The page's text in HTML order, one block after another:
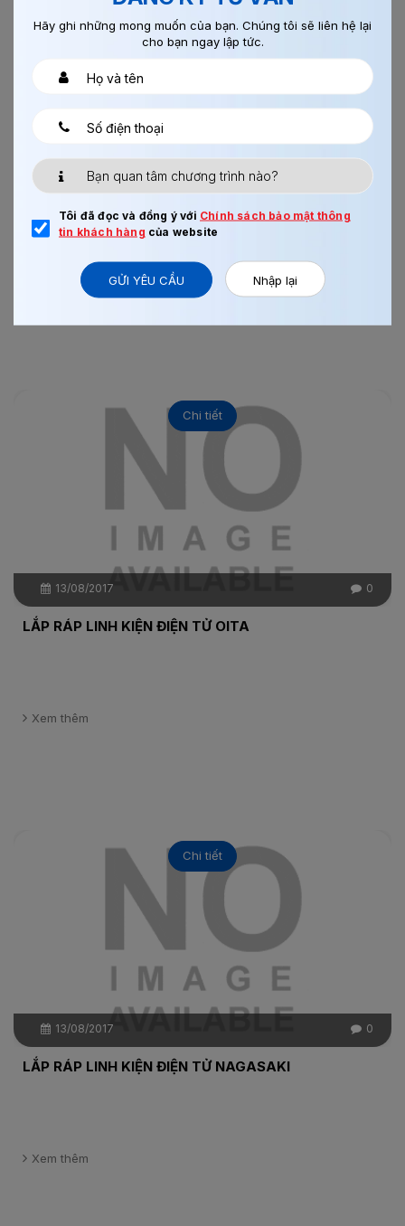
LẮP RÁP LINH KIỆN ĐIỆN TỬ NAGANO
Xem thêm
13/08/2017 0
Chi tiết
LẮP RÁP LINH KIỆN ĐIỆN TỬ OITA
Xem thêm
13/08/2017 0
Chi tiết
LẮP RÁP LINH KIỆN ĐIỆN TỬ NAGASAKI
Xem thêm
Hãy ghi những mong muốn của bạn. Chúng tôi sẽ liên hệ lại
cho bạn ngay lập tức.
Tôi đã đọc và đồng ý với Chính sách bảo mật thông
tin khách hàng của website
GỬI YÊU CẦU Nhập lại